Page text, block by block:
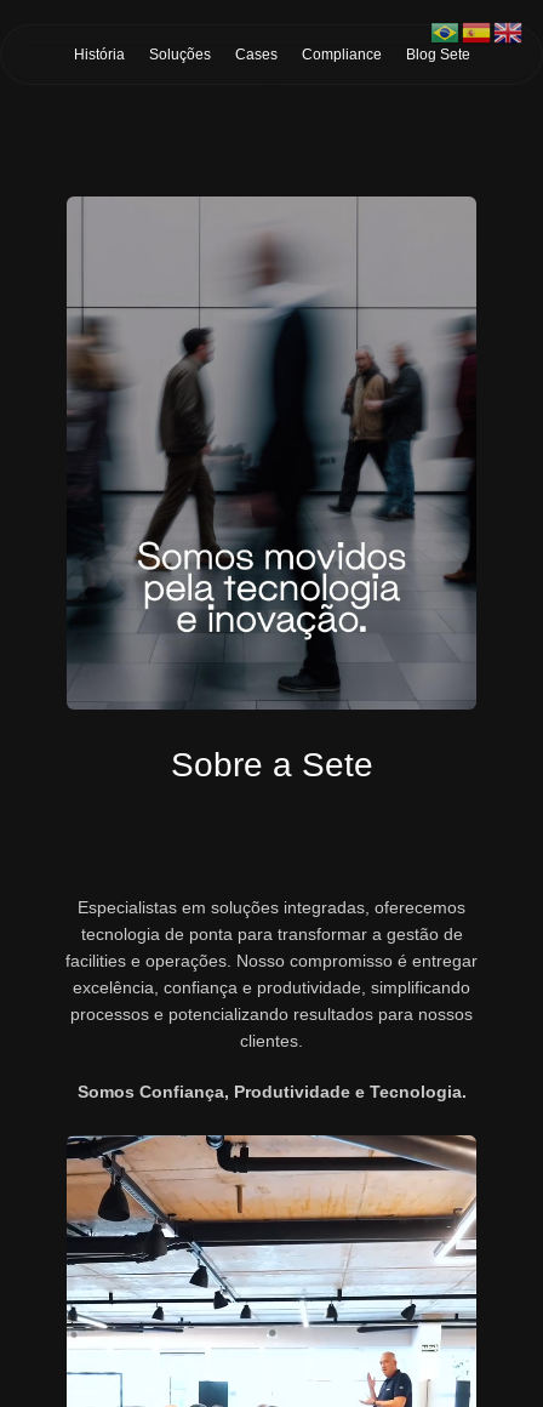
História Soluções Cases Compliance Blog Sete
Sobre a Sete
Especialistas em soluções integradas, oferecemos
tecnologia de ponta para transformar a gestão de
facilities e operações. Nosso compromisso é entregar
excelência, confiança e produtividade, simplificando
processos e potencializando resultados para nossos
clientes.
Somos Confiança, Produtividade e Tecnologia.